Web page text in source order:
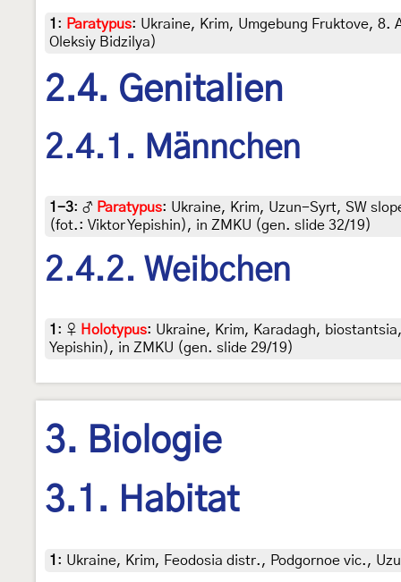
1 : Paratypus: Ukraine, Krim, Umgebung Fruktove,
Oleksiy Bidzilya)
2.4. Genitalien
2.4.1. Männchen
1-3: ♂ Paratypus: Ukraine, Krim, Uzun-Syrt, SW
(fot.: Viktor Yepishin), in ZMKU (gen. slide 32/19)
2.4.2. Weibchen
1 : ♀ Holotypus: Ukraine, Krim, Karadagh,
Yepishin), in ZMKU (gen. slide 29/19)
3. Biologie
3.1. Habitat
1 : Ukraine, Krim, Feodosia distr., Podgornoe vic.,